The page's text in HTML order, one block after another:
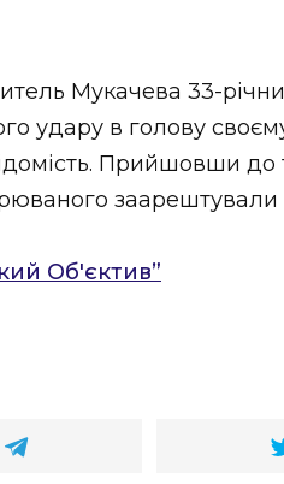
Мукачева 33-
удару в голову
Прийшовши
заарештували
Об'єктив”